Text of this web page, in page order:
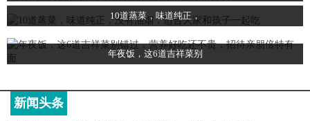
10道蒸菜，味道纯正，
年夜饭，这6道吉祥菜别
新闻头条